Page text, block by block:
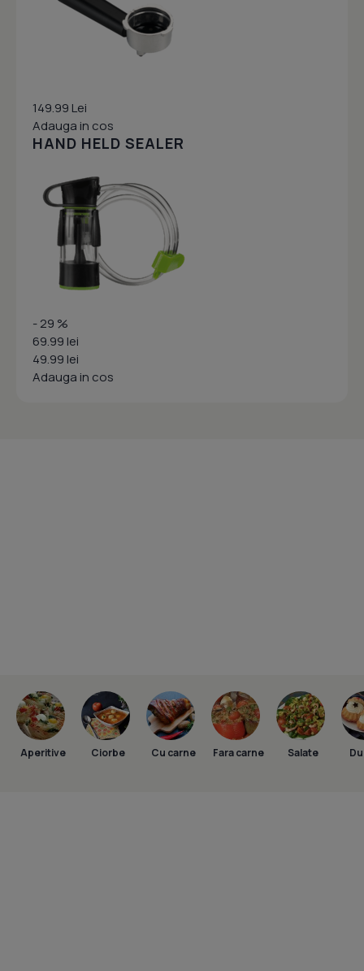
149.99 Lei
Adauga in cos
HAND HELD SEALER
- 29 %
69.99 lei
49.99 lei
Adauga in cos
Aperitive Ciorbe Cu carne Fara carne Salate